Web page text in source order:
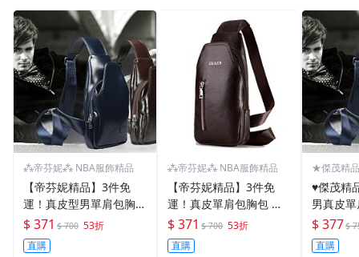
⁂帝芬妮⁂ NBA服飾精品
【帝芬妮精品】3件免
運！真皮型男單肩包胸包
斜肩包斜背包側背包郵差
包腰包男包包 電腦包公
$ 371 $ 700 53折
直購
⁂帝芬妮⁂ NBA服飾精品
【帝芬妮精品】3件免
運！真皮單肩包胸包 斜
肩包斜背包側背包郵差包
腰包男包包 電腦包公事
$ 371 $ 700 53折
直購
★傑茂精
♥傑茂精
男真皮
包斜背
包男包
$ 377$
直購